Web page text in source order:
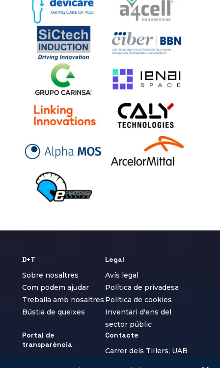
D+T
Sobre nosaltres
Com podem ajudar
Treballa amb nosaltres
Bústia de queixes
Legal
Avís legal
Política de privadesa
Política de cookies
Inventari d'ens del
sector públic
Portal de
transparència
Contacte
Carrer dels Til·lers, UAB